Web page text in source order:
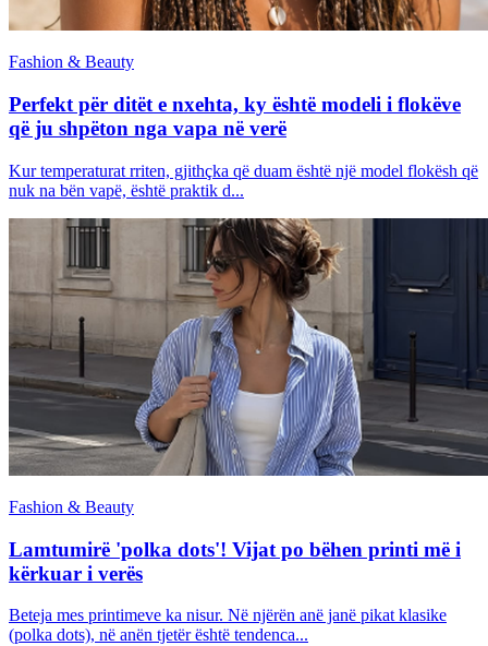
Fashion & Beauty
Perfekt për ditët e nxehta, ky është modeli i flokëve
që ju shpëton nga vapa në verë
Kur temperaturat rriten, gjithçka që duam është një model flokësh që
nuk na bën vapë, është praktik d...
Fashion & Beauty
Lamtumirë 'polka dots'! Vijat po bëhen printi më i
kërkuar i verës
Beteja mes printimeve ka nisur. Në njërën anë janë pikat klasike
(polka dots), në anën tjetër është tendenca...